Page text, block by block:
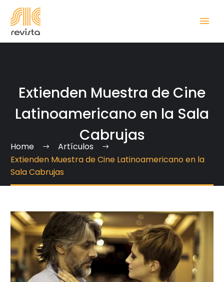
Extienden Muestra de Cine
Latinoamericano en la Sala
Cabrujas
Home
Artículos
Extienden Muestra de Cine Latinoamericano en la
Sala Cabrujas